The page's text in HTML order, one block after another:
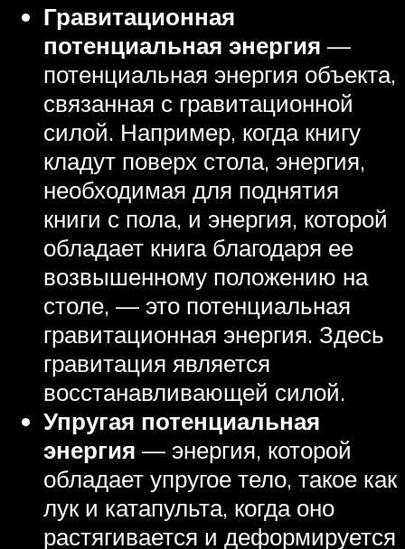
Гравитационная
потенциальная энергия —
потенциальная энергия объекта,
связанная с гравитационной
силой. Например, когда книгу
кладут поверх стола, энергия,
необходимая для поднятия
книги с пола, и энергия, которой
обладает книга благодаря ее
возвышенному положению на
столе, — это потенциальная
гравитационная энергия. Здесь
гравитация является
восстанавливающей силой.
Упругая потенциальная
энергия — энергия, которой
обладает упругое тело, такое как
лук и катапульта, когда оно
растягивается и деформируется